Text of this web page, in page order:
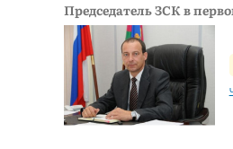
Председатель ЗСК в